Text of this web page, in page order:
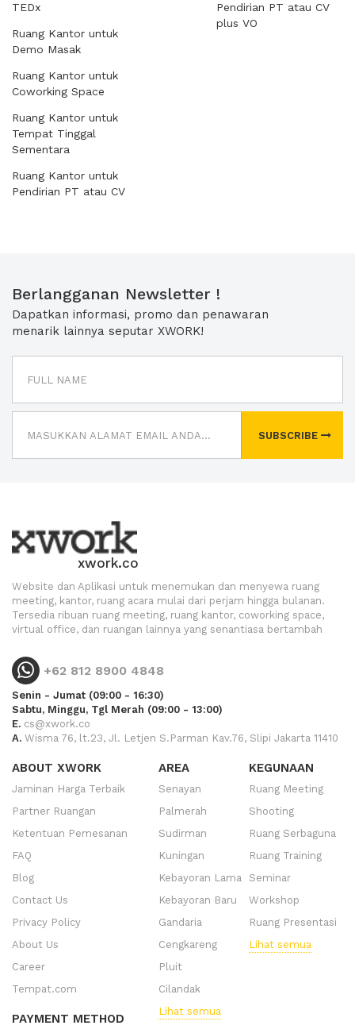
TEDx
Ruang Kantor untuk
Demo Masak
Ruang Kantor untuk
Coworking Space
Ruang Kantor untuk
Tempat Tinggal
Sementara
Ruang Kantor untuk
Pendirian PT atau CV
Pendirian PT atau CV
plus VO
Berlangganan Newsletter !
Dapatkan informasi, promo dan penawaran
menarik lainnya seputar XWORK!
SUBSCRIBE
xwork.co
Website dan Aplikasi untuk menemukan dan menyewa ruang
meeting, kantor, ruang acara mulai dari perjam hingga bulanan.
Tersedia ribuan ruang meeting, ruang kantor, coworking space,
virtual office, dan ruangan lainnya yang senantiasa bertambah
+62 812 8900 4848
Senin - Jumat (09:00 - 16:30)
Sabtu, Minggu, Tgl Merah (09:00 - 13:00)
E. cs@xwork.co
A. Wisma 76, lt.23, Jl. Letjen S.Parman Kav.76, Slipi Jakarta 11410
ABOUT XWORK
Jaminan Harga Terbaik
Partner Ruangan
Ketentuan Pemesanan
FAQ
Blog
Contact Us
Privacy Policy
About Us
Career
Tempat.com
PAYMENT METHOD
AREA
Senayan
Palmerah
Sudirman
Kuningan
Kebayoran Lama
Kebayoran Baru
Gandaria
Cengkareng
Pluit
Cilandak
Lihat semua
KEGUNAAN
Ruang Meeting
Shooting
Ruang Serbaguna
Ruang Training
Seminar
Workshop
Ruang Presentasi
Lihat semua